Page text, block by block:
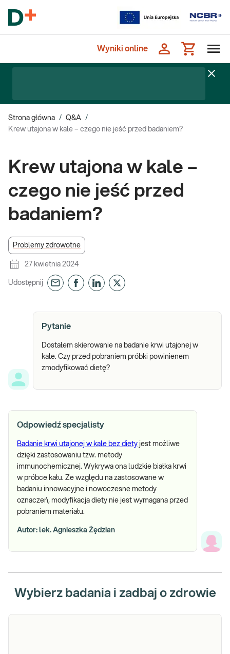
Wyniki online
Strona główna / Q&A /
Krew utajona w kale – czego nie jeść przed badaniem?
Krew utajona w kale –
czego nie jeść przed
badaniem?
Problemy zdrowotne
27 kwietnia 2024
Udostępnij
Pytanie
Dostałem skierowanie na badanie krwi utajonej w
kale. Czy przed pobraniem próbki powinienem
zmodyfikować dietę?
Odpowiedź specjalisty
Badanie krwi utajonej w kale bez diety jest możliwe
dzięki zastosowaniu tzw. metody
immunochemicznej. Wykrywa ona ludzkie białka krwi
w próbce kału. Ze względu na zastosowane w
badaniu innowacyjne i nowoczesne metody
oznaczeń, modyfikacja diety nie jest wymagana przed
pobraniem materiału.
Autor: lek. Agnieszka Żędzian
Wybierz badania i zadbaj o zdrowie